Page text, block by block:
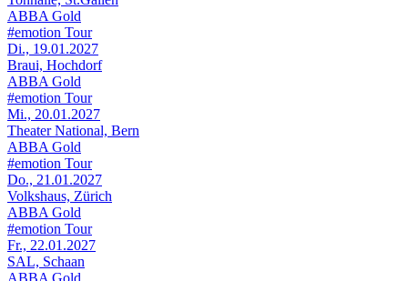
ABBA Gold
#emotion Tour
Di., 19.01.2027
Braui, Hochdorf
ABBA Gold
#emotion Tour
Mi., 20.01.2027
Theater National, Bern
ABBA Gold
#emotion Tour
Do., 21.01.2027
Volkshaus, Zürich
ABBA Gold
#emotion Tour
Fr., 22.01.2027
SAL, Schaan
ABBA Gold